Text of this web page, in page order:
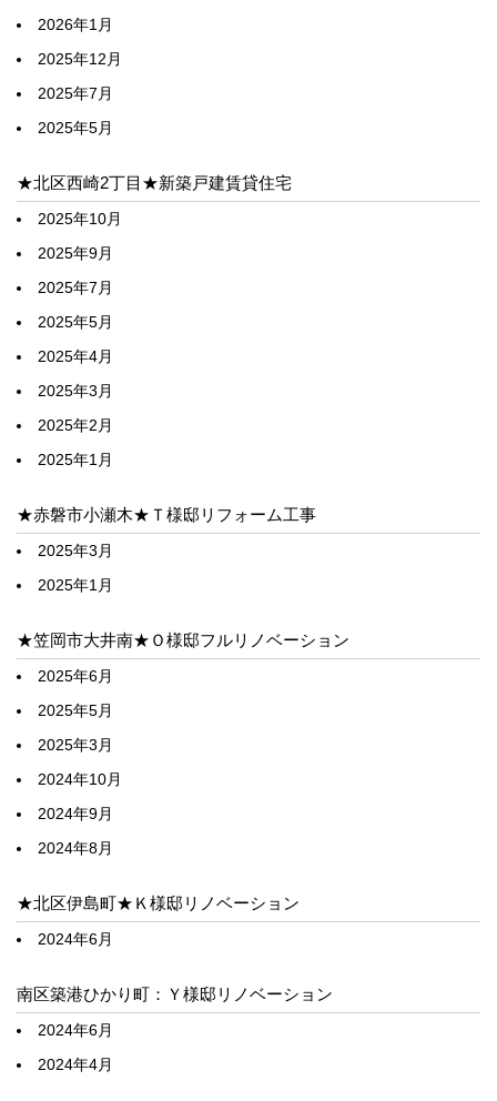
2026年1月
2025年12月
2025年7月
2025年5月
★北区西崎2丁目★新築戸建賃貸住宅
2025年10月
2025年9月
2025年7月
2025年5月
2025年4月
2025年3月
2025年2月
2025年1月
★赤磐市小瀬木★Ｔ様邸リフォーム工事
2025年3月
2025年1月
★笠岡市大井南★Ｏ様邸フルリノベーション
2025年6月
2025年5月
2025年3月
2024年10月
2024年9月
2024年8月
★北区伊島町★Ｋ様邸リノベーション
2024年6月
南区築港ひかり町：Ｙ様邸リノベーション
2024年6月
2024年4月